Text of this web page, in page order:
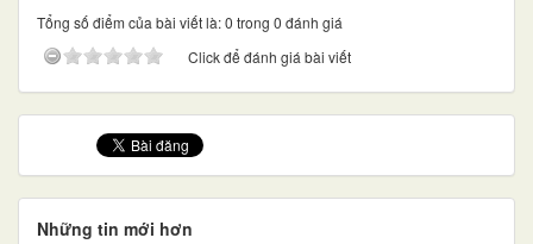
Tổng số điểm của bài viết là: 0 trong 0 đánh giá
Click để đánh giá bài viết
Những tin mới hơn